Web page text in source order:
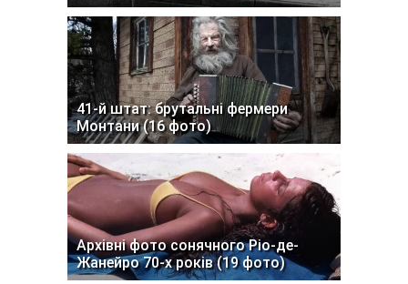
41-й штат: брутальні фермери
Монтани (16 фото)
Архівні фото сонячного Ріо-де-
Жанейро 70-х років (19 фото)